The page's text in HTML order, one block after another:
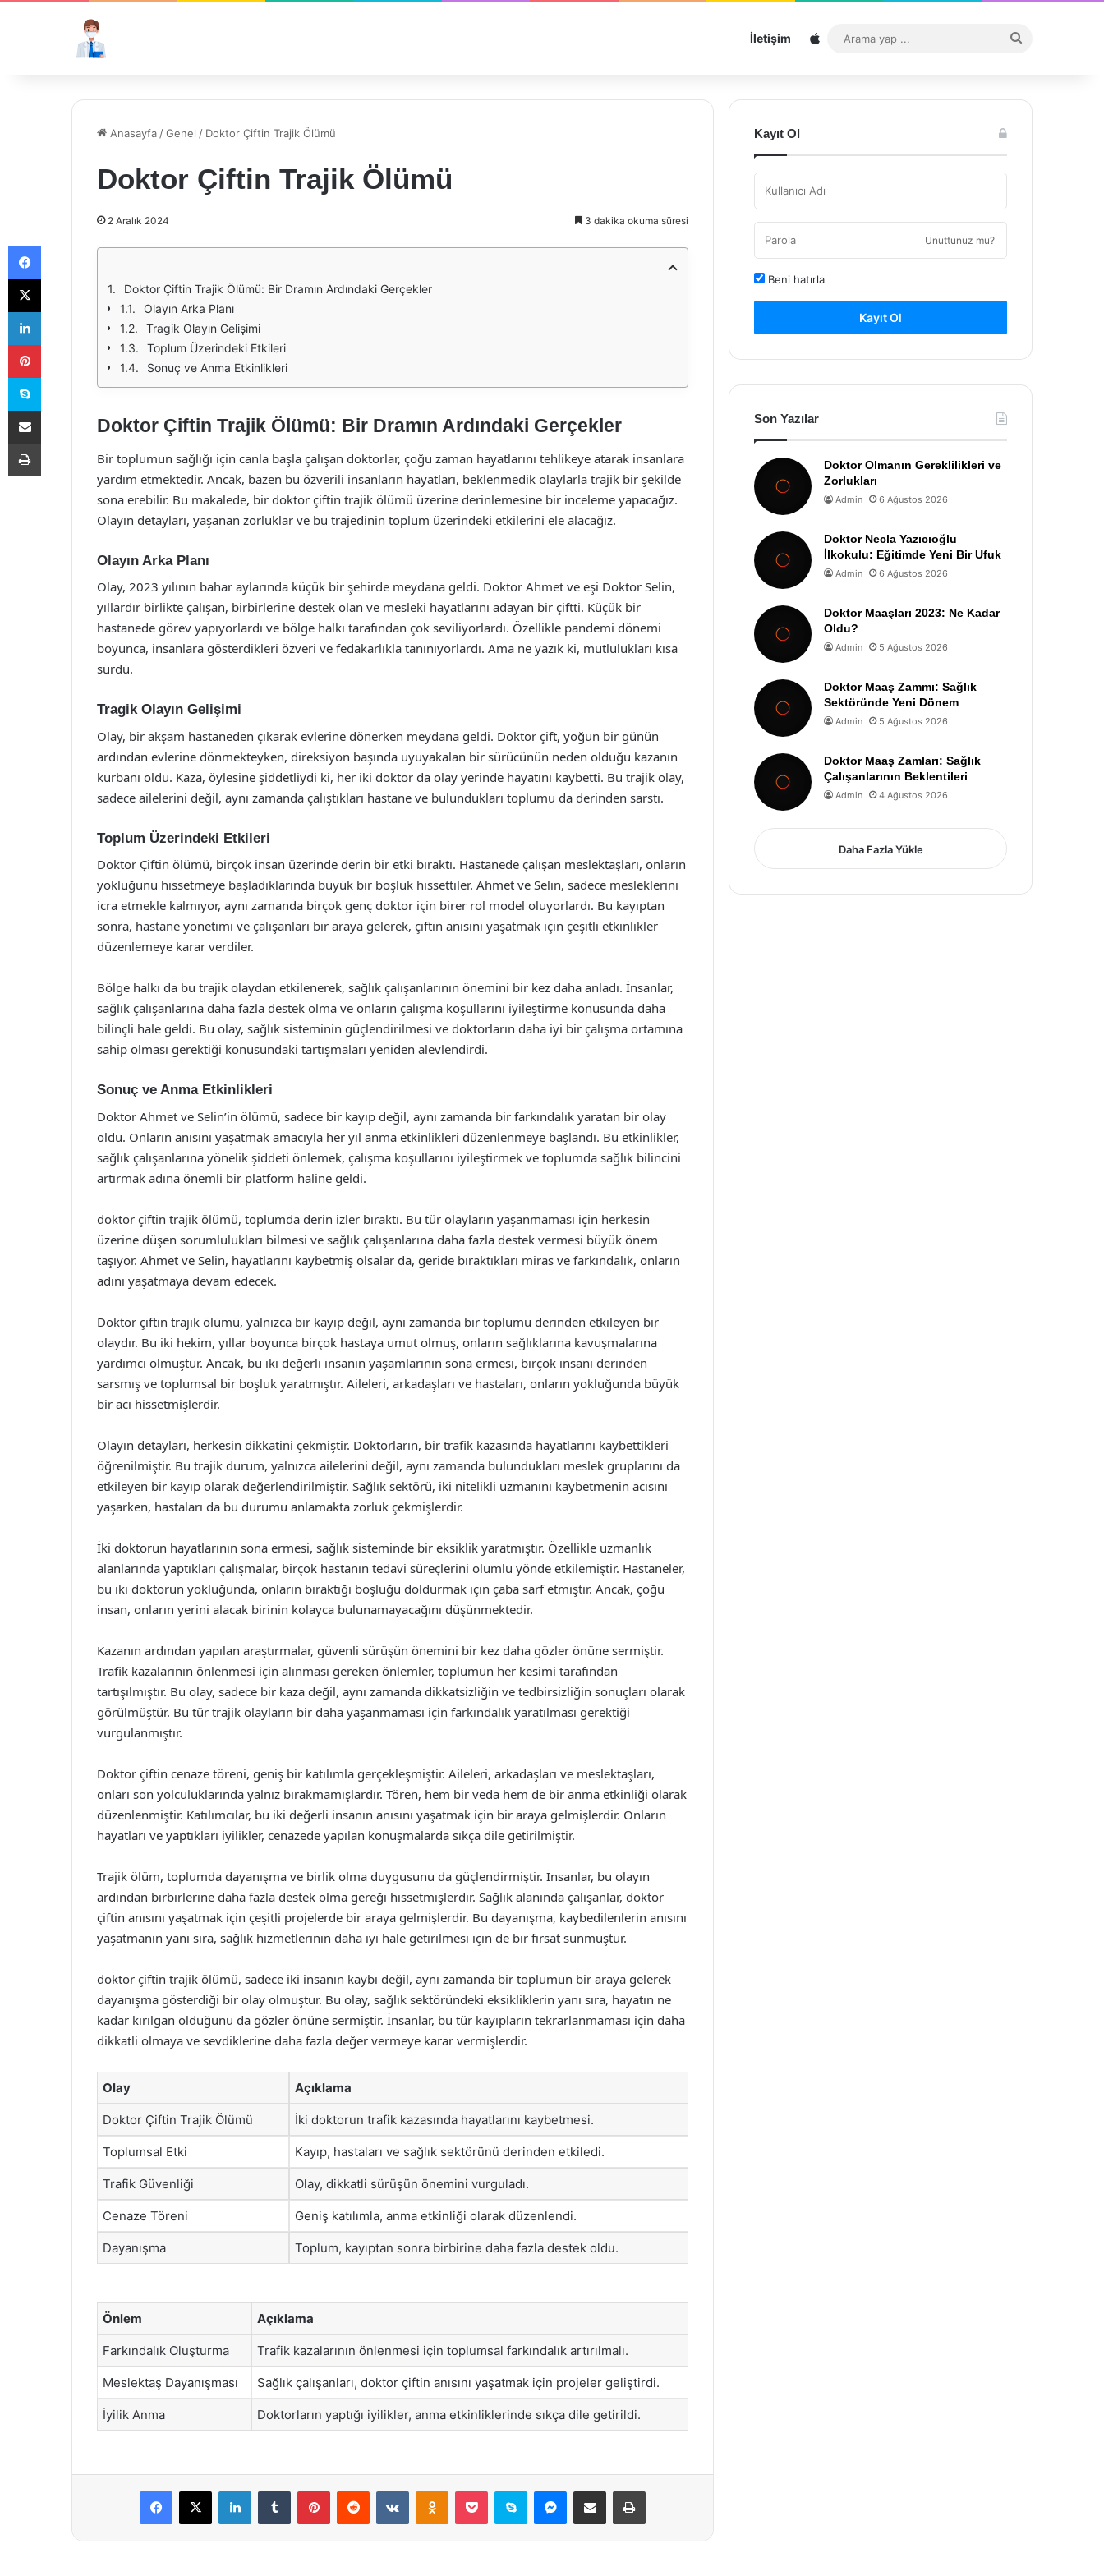
İletişim Sitemap
...
Anasayfa /Genel / Doktor Çiftin Trajik Ölümü
Doktor Çiftin Trajik Ölümü
2 Aralık 2024 3 dakika okuma süresi
Doktor Çiftin Trajik Ölümü: Bir Dramın Ardındaki Gerçekler
Olayın Arka Planı
Tragik Olayın Gelişimi
Toplum Üzerindeki Etkileri
Sonuç ve Anma Etkinlikleri
Doktor Çiftin Trajik Ölümü: Bir Dramın Ardındaki Gerçekler
Bir toplumun sağlığı için canla başla çalışan doktorlar, çoğu zaman hayatlarını tehlikeye atarak insanlara
yardım etmektedir. Ancak, bazen bu özverili insanların hayatları, beklenmedik olaylarla trajik bir şekilde
sona erebilir. Bu makalede, bir doktor çiftin trajik ölümü üzerine derinlemesine bir inceleme yapacağız.
Olayın detayları, yaşanan zorluklar ve bu trajedinin toplum üzerindeki etkilerini ele alacağız.
Olayın Arka Planı
Olay, 2023 yılının bahar aylarında küçük bir şehirde meydana geldi. Doktor Ahmet ve eşi Doktor Selin,
yıllardır birlikte çalışan, birbirlerine destek olan ve mesleki hayatlarını adayan bir çiftti. Küçük bir
hastanede görev yapıyorlardı ve bölge halkı tarafından çok seviliyorlardı. Özellikle pandemi dönemi
boyunca, insanlara gösterdikleri özveri ve fedakarlıkla tanınıyorlardı. Ama ne yazık ki, mutlulukları kısa
sürdü.
Tragik Olayın Gelişimi
Olay, bir akşam hastaneden çıkarak evlerine dönerken meydana geldi. Doktor çift, yoğun bir günün
ardından evlerine dönmekteyken, direksiyon başında uyuyakalan bir sürücünün neden olduğu kazanın
kurbanı oldu. Kaza, öylesine şiddetliydi ki, her iki doktor da olay yerinde hayatını kaybetti. Bu trajik olay,
sadece ailelerini değil, aynı zamanda çalıştıkları hastane ve bulundukları toplumu da derinden sarstı.
Toplum Üzerindeki Etkileri
Doktor Çiftin ölümü, birçok insan üzerinde derin bir etki bıraktı. Hastanede çalışan meslektaşları, onların
yokluğunu hissetmeye başladıklarında büyük bir boşluk hissettiler. Ahmet ve Selin, sadece mesleklerini
icra etmekle kalmıyor, aynı zamanda birçok genç doktor için birer rol model oluyorlardı. Bu kayıptan
sonra, hastane yönetimi ve çalışanları bir araya gelerek, çiftin anısını yaşatmak için çeşitli etkinlikler
düzenlemeye karar verdiler.
Bölge halkı da bu trajik olaydan etkilenerek, sağlık çalışanlarının önemini bir kez daha anladı. İnsanlar,
sağlık çalışanlarına daha fazla destek olma ve onların çalışma koşullarını iyileştirme konusunda daha
bilinçli hale geldi. Bu olay, sağlık sisteminin güçlendirilmesi ve doktorların daha iyi bir çalışma ortamına
sahip olması gerektiği konusundaki tartışmaları yeniden alevlendirdi.
Sonuç ve Anma Etkinlikleri
Doktor Ahmet ve Selin’in ölümü, sadece bir kayıp değil, aynı zamanda bir farkındalık yaratan bir olay
oldu. Onların anısını yaşatmak amacıyla her yıl anma etkinlikleri düzenlenmeye başlandı. Bu etkinlikler,
sağlık çalışanlarına yönelik şiddeti önlemek, çalışma koşullarını iyileştirmek ve toplumda sağlık bilincini
artırmak adına önemli bir platform haline geldi.
doktor çiftin trajik ölümü, toplumda derin izler bıraktı. Bu tür olayların yaşanmaması için herkesin
üzerine düşen sorumlulukları bilmesi ve sağlık çalışanlarına daha fazla destek vermesi büyük önem
taşıyor. Ahmet ve Selin, hayatlarını kaybetmiş olsalar da, geride bıraktıkları miras ve farkındalık, onların
adını yaşatmaya devam edecek.
Doktor çiftin trajik ölümü, yalnızca bir kayıp değil, aynı zamanda bir toplumu derinden etkileyen bir
olaydır. Bu iki hekim, yıllar boyunca birçok hastaya umut olmuş, onların sağlıklarına kavuşmalarına
yardımcı olmuştur. Ancak, bu iki değerli insanın yaşamlarının sona ermesi, birçok insanı derinden
sarsmış ve toplumsal bir boşluk yaratmıştır. Aileleri, arkadaşları ve hastaları, onların yokluğunda büyük
bir acı hissetmişlerdir.
Olayın detayları, herkesin dikkatini çekmiştir. Doktorların, bir trafik kazasında hayatlarını kaybettikleri
öğrenilmiştir. Bu trajik durum, yalnızca ailelerini değil, aynı zamanda bulundukları meslek gruplarını da
etkileyen bir kayıp olarak değerlendirilmiştir. Sağlık sektörü, iki nitelikli uzmanını kaybetmenin acısını
yaşarken, hastaları da bu durumu anlamakta zorluk çekmişlerdir.
İki doktorun hayatlarının sona ermesi, sağlık sisteminde bir eksiklik yaratmıştır. Özellikle uzmanlık
alanlarında yaptıkları çalışmalar, birçok hastanın tedavi süreçlerini olumlu yönde etkilemiştir. Hastaneler,
bu iki doktorun yokluğunda, onların bıraktığı boşluğu doldurmak için çaba sarf etmiştir. Ancak, çoğu
insan, onların yerini alacak birinin kolayca bulunamayacağını düşünmektedir.
Kazanın ardından yapılan araştırmalar, güvenli sürüşün önemini bir kez daha gözler önüne sermiştir.
Trafik kazalarının önlenmesi için alınması gereken önlemler, toplumun her kesimi tarafından
tartışılmıştır. Bu olay, sadece bir kaza değil, aynı zamanda dikkatsizliğin ve tedbirsizliğin sonuçları olarak
görülmüştür. Bu tür trajik olayların bir daha yaşanmaması için farkındalık yaratılması gerektiği
vurgulanmıştır.
Doktor çiftin cenaze töreni, geniş bir katılımla gerçekleşmiştir. Aileleri, arkadaşları ve meslektaşları,
onları son yolculuklarında yalnız bırakmamışlardır. Tören, hem bir veda hem de bir anma etkinliği olarak
düzenlenmiştir. Katılımcılar, bu iki değerli insanın anısını yaşatmak için bir araya gelmişlerdir. Onların
hayatları ve yaptıkları iyilikler, cenazede yapılan konuşmalarda sıkça dile getirilmiştir.
Trajik ölüm, toplumda dayanışma ve birlik olma duygusunu da güçlendirmiştir. İnsanlar, bu olayın
ardından birbirlerine daha fazla destek olma gereği hissetmişlerdir. Sağlık alanında çalışanlar, doktor
çiftin anısını yaşatmak için çeşitli projelerde bir araya gelmişlerdir. Bu dayanışma, kaybedilenlerin anısını
yaşatmanın yanı sıra, sağlık hizmetlerinin daha iyi hale getirilmesi için de bir fırsat sunmuştur.
doktor çiftin trajik ölümü, sadece iki insanın kaybı değil, aynı zamanda bir toplumun bir araya gelerek
dayanışma gösterdiği bir olay olmuştur. Bu olay, sağlık sektöründeki eksikliklerin yanı sıra, hayatın ne
kadar kırılgan olduğunu da gözler önüne sermiştir. İnsanlar, bu tür kayıpların tekrarlanmaması için daha
dikkatli olmaya ve sevdiklerine daha fazla değer vermeye karar vermişlerdir.
Olay Açıklama
Doktor Çiftin Trajik Ölümü İki doktorun trafik kazasında hayatlarını kaybetmesi.
Toplumsal Etki Kayıp, hastaları ve sağlık sektörünü derinden etkiledi.
Trafik Güvenliği Olay, dikkatli sürüşün önemini vurguladı.
Cenaze Töreni Geniş katılımla, anma etkinliği olarak düzenlendi.
Dayanışma Toplum, kayıptan sonra birbirine daha fazla destek oldu.
Önlem Açıklama
Farkındalık Oluşturma Trafik kazalarının önlenmesi için toplumsal farkındalık artırılmalı.
Meslektaş Dayanışması Sağlık çalışanları, doktor çiftin anısını yaşatmak için projeler geliştirdi.
İyilik Anma Doktorların yaptığı iyilikler, anma etkinliklerinde sıkça dile getirildi.
Facebook
X LinkedInTumblr PinterestReddit VKontakteOdnoklassniki
Pocket Skype Messenger
E-Posta ile paylaş Yazdır
Kayıt Ol
Unuttunuz mu?
Beni hatırla
Kayıt Ol
Son Yazılar
Doktor Olmanın Gereklilikleri ve
Zorlukları
Admin 6 Ağustos 2026
Doktor Necla Yazıcıoğlu
İlkokulu: Eğitimde Yeni Bir Ufuk
Admin 6 Ağustos 2026
Doktor Maaşları 2023: Ne Kadar
Oldu?
Admin 5 Ağustos 2026
Doktor Maaş Zammı: Sağlık
Sektöründe Yeni Dönem
Admin 5 Ağustos 2026
Doktor Maaş Zamları: Sağlık
Çalışanlarının Beklentileri
Admin 4 Ağustos 2026
Daha Fazla Yükle
Facebook
X
LinkedIn
Pinterest
Skype
E-Posta ile paylaş